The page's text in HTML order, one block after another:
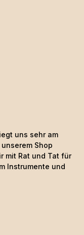
uns sehr am
Shop
mit Rat und Tat für
Instrumente und